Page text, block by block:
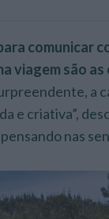
comunicar
viagem são
a
e criativa”,
pensando nas